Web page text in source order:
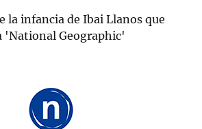
la infancia de Ibai Llanos que
'National Geographic'